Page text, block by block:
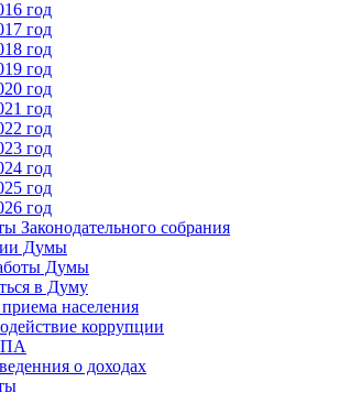
год
год
год
год
год
год
год
год
год
год
год
Законодательного собрания
Думы
Думы
в Думу
населения
коррупции
о доходах